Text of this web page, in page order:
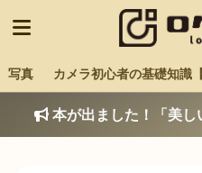
写真 カメラ初心者の基礎知識
本が出ました！「美し